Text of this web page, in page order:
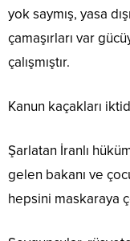
yok saymış, yasa
çamaşırları var
çalışmıştır.
Kanun kaçakları
Şarlatan İranlı
gelen bakanı ve
hepsini maskaraya